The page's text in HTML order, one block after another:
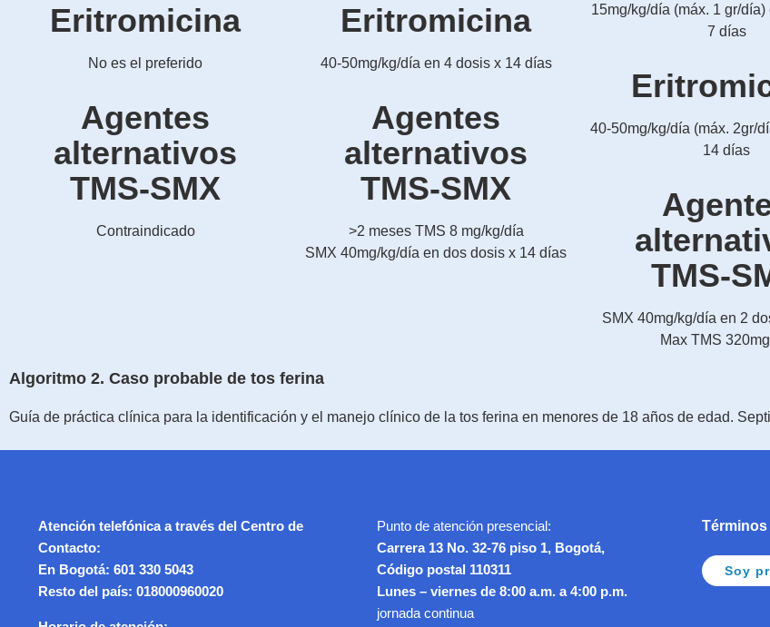
Eritromicina
No es el preferido
Agentes
alternativos
TMS-SMX
Contraindicado
Eritromicina
40-50mg/kg/día en 4 dosis x 14 días
Agentes
alternativos
TMS-SMX
>2 meses TMS 8 mg/kg/día
SMX 40mg/kg/día en dos dosis x 14 días
15mg/kg/día (máx. 1 gr/
7 días
40-50mg/kg/día (máx. 2gr/
14 días
TMS-
SMX 40mg/kg/día en 2
Max TMS
Algoritmo 2. Caso probable de tos ferina
Guía de práctica clínica para la identificación y el manejo clínico de la tos ferina en menores de 18 años de edad.
Atención telefónica a través del Centro de
Contacto:
En Bogotá: 601 330 5043
Resto del país: 018000960020
Punto de atención presencial:
Carrera 13 No. 32-76 piso 1, Bogotá,
Código postal 110311
Lunes – viernes de 8:00 a.m. a 4:00 p.m.
jornada continua
Soy